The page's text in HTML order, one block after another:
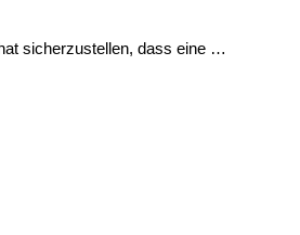
sicherzustellen, dass eine …